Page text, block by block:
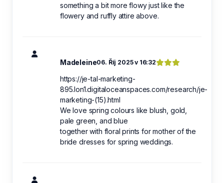
something a bit more flowy just like the
flowery and ruffly attire above.
Madeleine06. Říj 2025 v 16:32
https://je-tal-marketing-
895.lon1.digitaloceanspaces.com/research/je-
marketing-(15).html
We love spring colours like blush, gold,
pale green, and blue
together with floral prints for mother of the
bride dresses for spring weddings.